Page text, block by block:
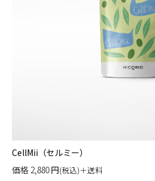
CellMii（セルミー）
価格 2,880円(税込)＋送料